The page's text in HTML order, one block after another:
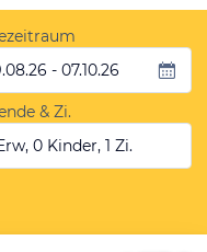
- 07.10.26
& Zi.
0 Kinder, 1 Zi.